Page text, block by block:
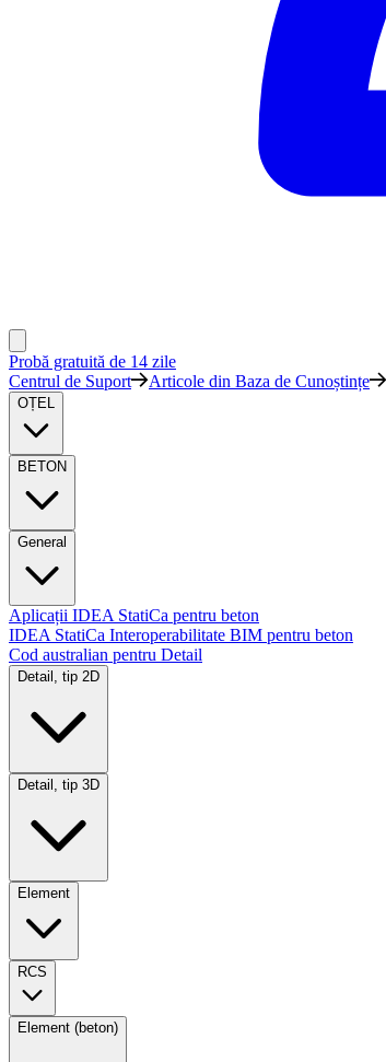
Probă gratuită de 14 zile
Centrul de Suport
Articole din Baza de Cunoștințe
OȚEL
BETON
General
Aplicații IDEA StatiCa pentru beton
IDEA StatiCa Interoperabilitate BIM pentru beton
Cod australian pentru Detail
Detail, tip 2D
Detail, tip 3D
Element
RCS
Element (beton)